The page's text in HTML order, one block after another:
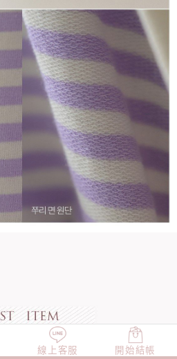
線上客服 開始結帳
TOP100 小編穿搭